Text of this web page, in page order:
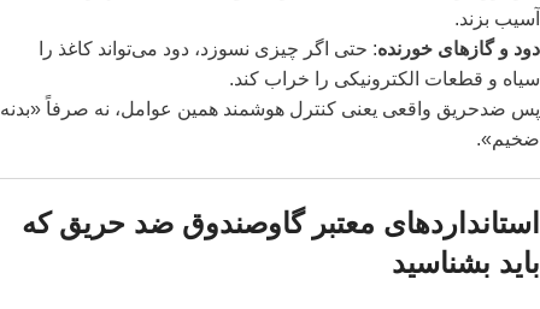
آسیب بزند.
دود و گازهای خورنده: حتی اگر چیزی نسوزد، دود می‌تواند کاغذ را
سیاه و قطعات الکترونیکی را خراب کند.
پس ضدحریق واقعی یعنی کنترل هوشمند همین عوامل، نه صرفاً «بدنه
ضخیم».
استانداردهای معتبر گاوصندوق ضد حریق که
باید بشناسید